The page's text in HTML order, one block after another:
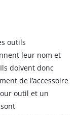
outils
leur nom et
doivent donc
de l’accessoire
outil et un